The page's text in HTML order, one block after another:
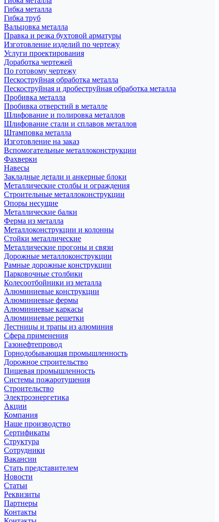
Гибка металла
Гибка труб
Вальцовка металла
Правка и резка бухтовой арматуры
Изготовление изделий по чертежу
Услуги проектирования
Доработка чертежей
По готовому чертежу
Пескоструйная обработка металла
Пескоструйная и дробеструйная обработка металла
Пробивка металла
Пробивка отверстий в металле
Шлифование и полировка металлов
Шлифование стали и сплавов металлов
Штамповка металла
Изготовление на заказ
Вспомогательные металлоконструкции
Фахверки
Навесы
Закладные детали и анкерные блоки
Металлические столбы и ограждения
Строительные металлоконструкции
Опоры несущие
Металлические балки
Ферма из металла
Металлоконструкции и колонны
Стойки металлические
Металлические прогоны и связи
Дорожные металлоконструкции
Рамные дорожные конструкции
Парковочные столбики
Колесоотбойники из металла
Алюминиевые конструкции
Алюминиевые фермы
Алюминиевые каркасы
Алюминиевые решетки
Лестницы и трапы из алюминия
Сфера применения
Газонефтепровод
Горнодобывающая промышленность
Дорожное строительство
Пищевая промышленность
Системы пожаротушения
Строительство
Электроэнергетика
Акции
Компания
Наше производство
Сертификаты
Структура
Сотрудники
Вакансии
Стать представителем
Новости
Статьи
Реквизиты
Партнеры
Контакты